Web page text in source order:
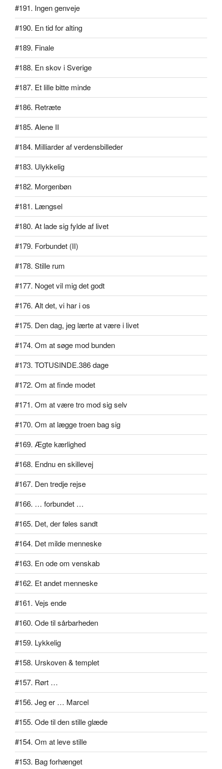
#191. Ingen genveje
#190. En tid for alting
#189. Finale
#188. En skov i Sverige
#187. Et lille bitte minde
#186. Retræte
#185. Alene II
#184. Milliarder af verdensbilleder
#183. Ulykkelig
#182. Morgenbøn
#181. Længsel
#180. At lade sig fylde af livet
#179. Forbundet (II)
#178. Stille rum
#177. Noget vil mig det godt
#176. Alt det, vi har i os
#175. Den dag, jeg lærte at være i livet
#174. Om at søge mod bunden
#173. TOTUSINDE.386 dage
#172. Om at finde modet
#171. Om at være tro mod sig selv
#170. Om at lægge troen bag sig
#169. Ægte kærlighed
#168. Endnu en skillevej
#167. Den tredje rejse
#166. … forbundet …
#165. Det, der føles sandt
#164. Det milde menneske
#163. En ode om venskab
#162. Et andet menneske
#161. Vejs ende
#160. Ode til sårbarheden
#159. Lykkelig
#158. Urskoven & templet
#157. Rørt …
#156. Jeg er … Marcel
#155. Ode til den stille glæde
#154. Om at leve stille
#153. Bag forhænget